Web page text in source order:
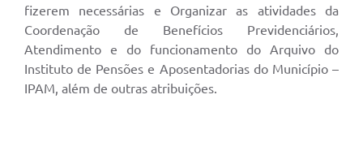
fizerem necessárias e Organizar as atividades da
Coordenação de Benefícios Previdenciários,
Atendimento e do funcionamento do Arquivo do
Instituto de Pensões e Aposentadorias do Município –
IPAM, além de outras atribuições.